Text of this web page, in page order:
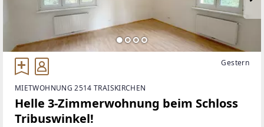
Gestern
MIETWOHNUNG 2514 TRAISKIRCHEN
Helle 3-Zimmerwohnung beim Schloss
Tribuswinkel!